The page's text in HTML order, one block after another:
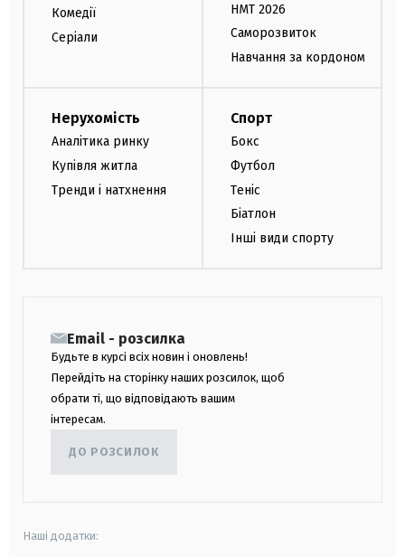
Комедії
Серіали
НМТ 2026
Саморозвиток
Навчання за кордоном
Нерухомість
Аналітика ринку
Купівля житла
Тренди і натхнення
Спорт
Бокс
Футбол
Теніс
Біатлон
Інші види спорту
Email - розсилка
Будьте в курсі всіх новин і оновлень!
Перейдіть на сторінку наших розсилок, щоб
обрати ті, що відповідають вашим
інтересам.
ДО РОЗСИЛОК
Наші додатки: